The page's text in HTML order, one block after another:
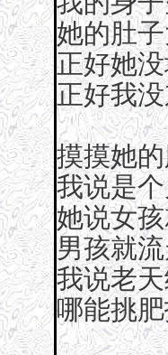
她的肚
正好她
正好我
摸摸她
我说是
她说女
男孩就
我说老
哪能挑